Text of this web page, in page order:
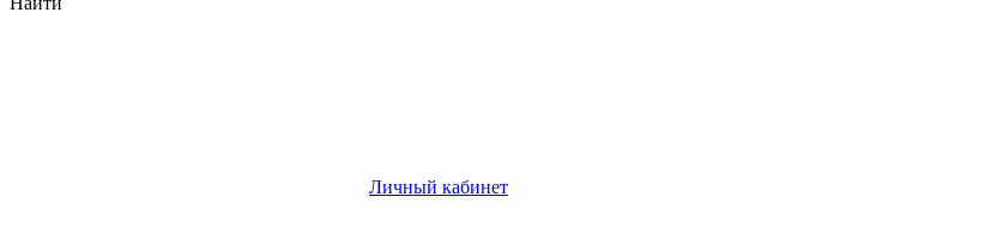
Личный кабинет